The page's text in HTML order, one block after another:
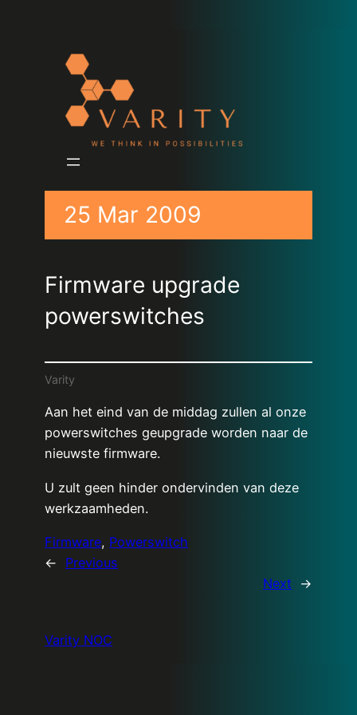
25 Mar 2009
Firmware upgrade
powerswitches
Varity
Aan het eind van de middag zullen al onze
powerswitches geupgrade worden naar de
nieuwste firmware.
U zult geen hinder ondervinden van deze
werkzaamheden.
Firmware, Powerswitch
←
Previous
Next →
Varity NOC